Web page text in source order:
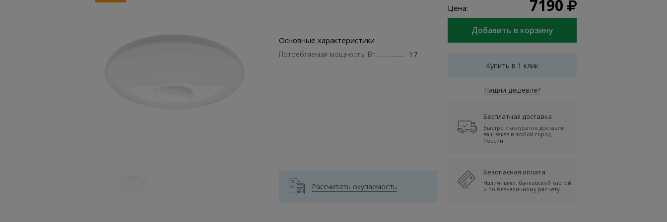
Основные характеристики
Потребляемая мощность, Вт 17
Рассчитать окупаемость
Цена: 7190
Купить в 1 клик
Нашли дешевле?
Бесплатная доставка
Быстро и аккуратно доставим
ваш заказ в любой город
России
Безопасная оплата
Наличными, банковской картой
и по безналичному расчету